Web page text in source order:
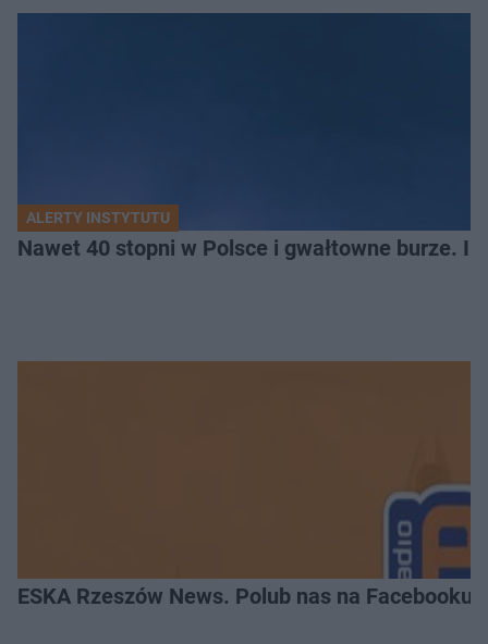
ALERTY INSTYTUTU
Nawet 40 stopni w Polsce i gwałtowne burze.
ESKA Rzeszów News. Polub nas na Facebooku!